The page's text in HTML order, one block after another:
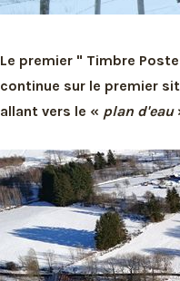
Le premier " Timbre
continue sur le premier
allant vers le « plan d'eau